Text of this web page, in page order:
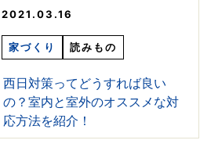
2021.03.16
家づくり 読みもの
西日対策ってどうすれば良い
の？室内と室外のオススメな対
応方法を紹介！